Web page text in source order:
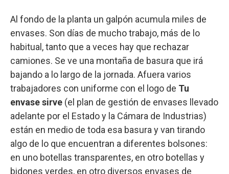
Al fondo de la planta un galpón acumula miles de
envases. Son días de mucho trabajo, más de lo
habitual, tanto que a veces hay que rechazar
camiones. Se ve una montaña de basura que irá
bajando a lo largo de la jornada. Afuera varios
trabajadores con uniforme con el logo de Tu
envase sirve (el plan de gestión de envases llevado
adelante por el Estado y la Cámara de Industrias)
están en medio de toda esa basura y van tirando
algo de lo que encuentran a diferentes bolsones:
en uno botellas transparentes, en otro botellas y
bidones verdes, en otro diversos envases de